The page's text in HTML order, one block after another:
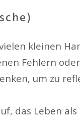
kleinen
Fehlern
um zu
das Leben